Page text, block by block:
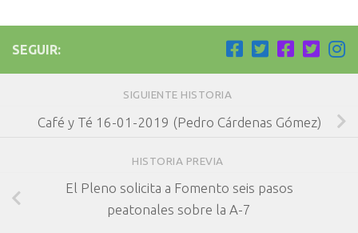
SEGUIR:
SIGUIENTE HISTORIA
Café y Té 16-01-2019 (Pedro Cárdenas Gómez)
HISTORIA PREVIA
El Pleno solicita a Fomento seis pasos
peatonales sobre la A-7